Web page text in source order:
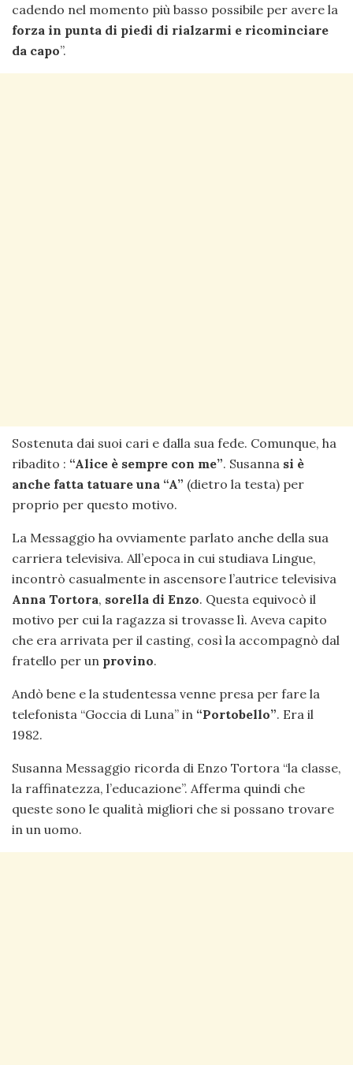
cadendo nel momento più basso possibile per avere la
forza in punta di piedi di rialzarmi e ricominciare
da capo”.
Sostenuta dai suoi cari e dalla sua fede. Comunque, ha
ribadito : “Alice è sempre con me”. Susanna si è
anche fatta tatuare una “A” (dietro la testa) per
proprio per questo motivo.
La Messaggio ha ovviamente parlato anche della sua
carriera televisiva. All’epoca in cui studiava Lingue,
incontrò casualmente in ascensore l’autrice televisiva
Anna Tortora, sorella di Enzo. Questa equivocò il
motivo per cui la ragazza si trovasse lì. Aveva capito
che era arrivata per il casting, così la accompagnò dal
fratello per un provino.
Andò bene e la studentessa venne presa per fare la
telefonista “Goccia di Luna” in “Portobello”. Era il
1982.
Susanna Messaggio ricorda di Enzo Tortora “la classe,
la raffinatezza, l’educazione”. Afferma quindi che
queste sono le qualità migliori che si possano trovare
in un uomo.